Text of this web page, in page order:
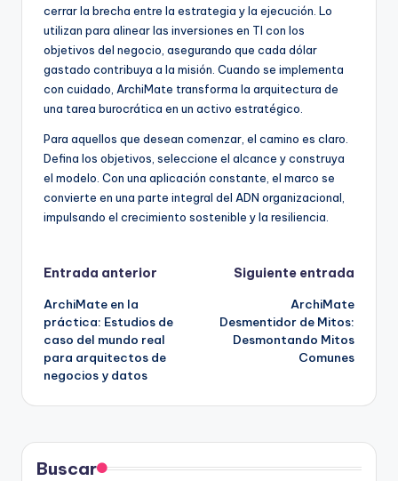
cerrar la brecha entre la estrategia y la ejecución. Lo
utilizan para alinear las inversiones en TI con los
objetivos del negocio, asegurando que cada dólar
gastado contribuya a la misión. Cuando se implementa
con cuidado, ArchiMate transforma la arquitectura de
una tarea burocrática en un activo estratégico.
Para aquellos que desean comenzar, el camino es claro.
Defina los objetivos, seleccione el alcance y construya
el modelo. Con una aplicación constante, el marco se
convierte en una parte integral del ADN organizacional,
impulsando el crecimiento sostenible y la resiliencia.
Navegación
de
entradas
Entrada anterior
ArchiMate en la
práctica: Estudios de
caso del mundo real
para arquitectos de
negocios y datos
Siguiente entrada
ArchiMate
Desmentidor de Mitos:
Desmontando Mitos
Comunes
Buscar